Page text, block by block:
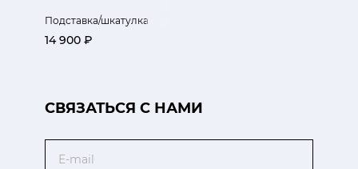
Подставка/шкатулка
14 900 ₽
CВЯЗАТЬСЯ С НАМИ